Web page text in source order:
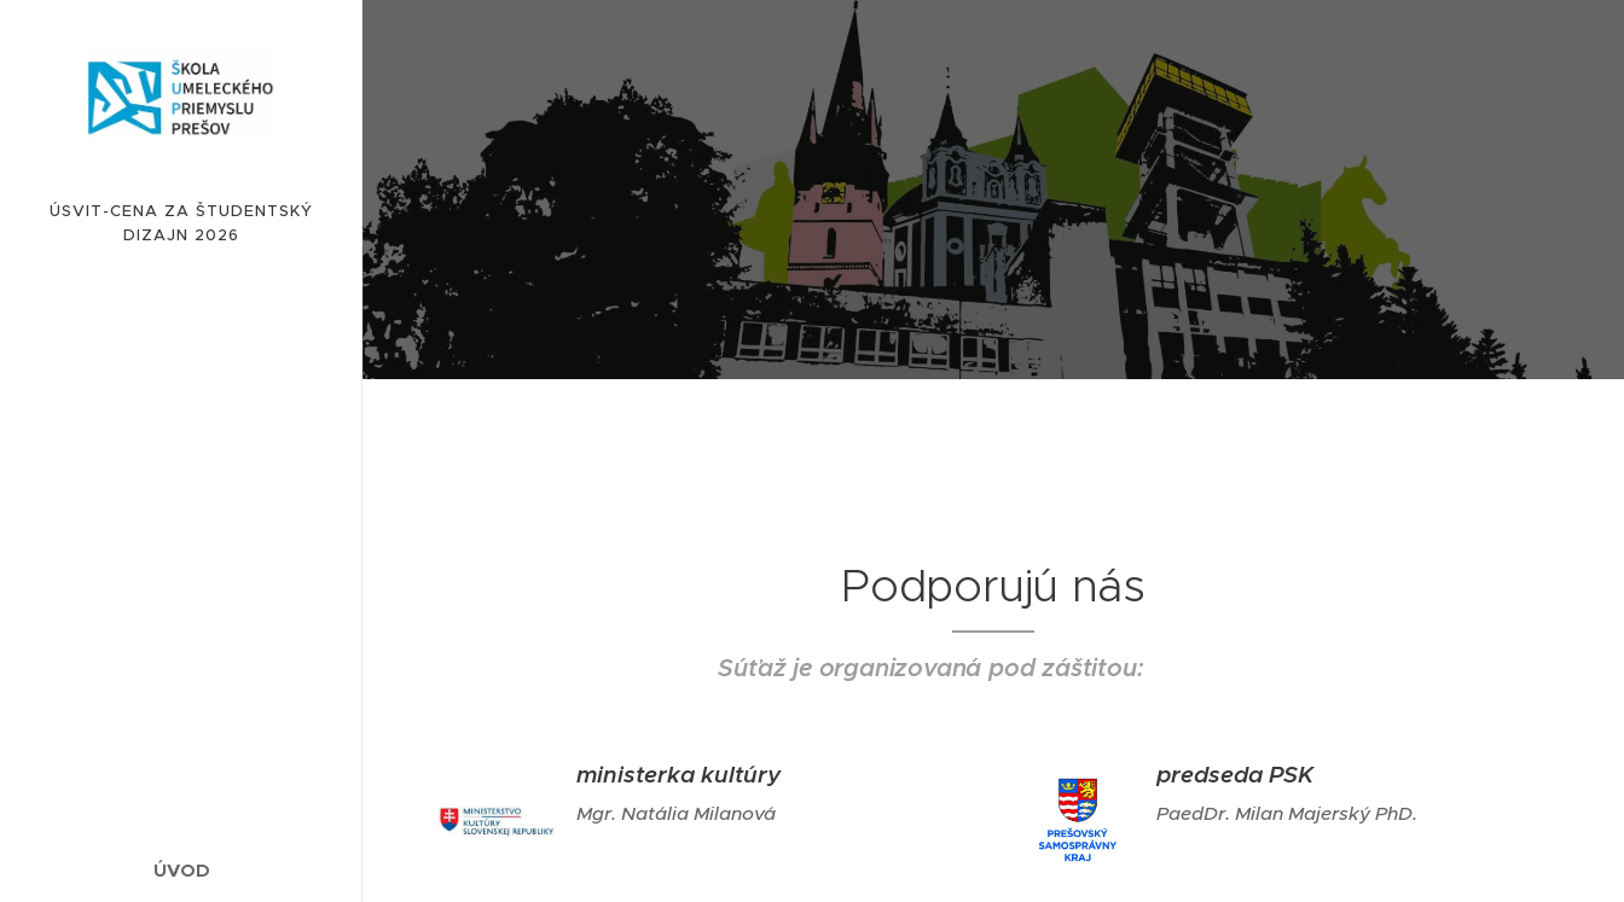
ÚSVIT-CENA ZA ŠTUDENTSKÝ
DIZAJN 2026
ÚVOD
Podporujú nás
Súťaž je organizovaná pod záštitou:
ministerka kultúry
Mgr. Natália Milanová
predseda PSK
PaedDr. Milan Majerský PhD.